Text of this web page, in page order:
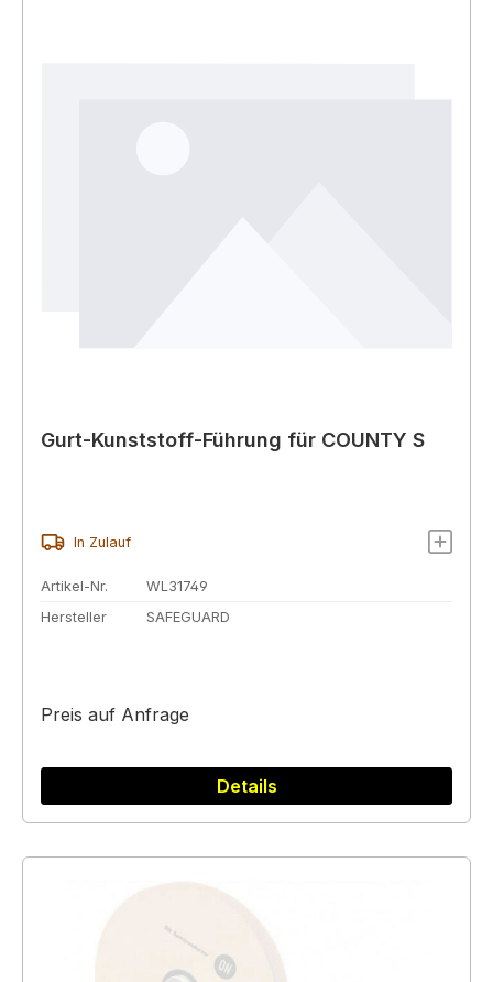
Gurt-Kunststoff-Führung für COUNTY S
In Zulauf
Artikel-Nr.
WL31749
Hersteller
SAFEGUARD
Preis auf Anfrage
Details